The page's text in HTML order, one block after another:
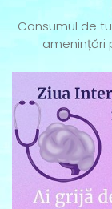
Consumul de
amenințări